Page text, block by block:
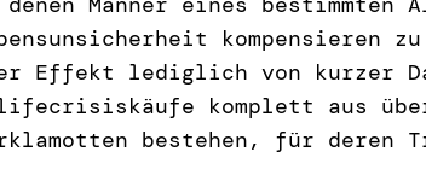
kompensieren
Effekt lediglich von kurzer
komplett aus
bestehen, für deren